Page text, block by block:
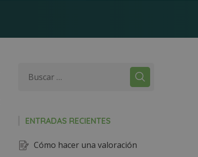
ENTRADAS RECIENTES
Cómo hacer una valoración